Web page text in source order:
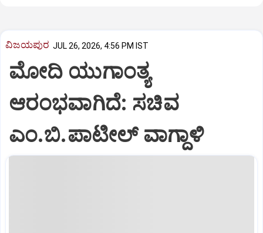
ವಿಜಯಪುರ JUL 26, 2026, 4:56 PM IST
ಮೋದಿ ಯುಗಾಂತ್ಯ
ಆರಂಭವಾಗಿದೆ: ಸಚಿವ
ಎಂ.ಬಿ.ಪಾಟೀಲ್ ವಾಗ್ದಾಳಿ